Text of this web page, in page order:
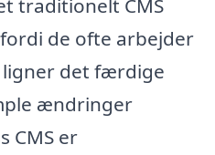
traditionelt CMS
de ofte arbejder
ligner det færdige
ændringer
CMS er